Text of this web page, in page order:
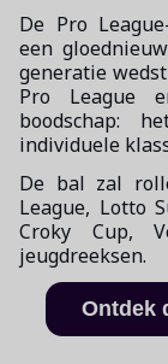
De Pro
een
generatie
Pro League
boodschap:
individuele
De bal zal
League, Lotto
Croky Cup,
jeugdreeksen.
Ontdek